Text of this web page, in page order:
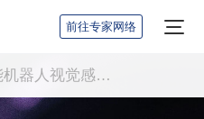
前往专家网络
全球智能机器人视觉感知技术行业报告